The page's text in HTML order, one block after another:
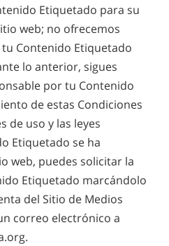
Etiquetado para su
web; no ofrecemos
Contenido Etiquetado
lo anterior, sigues
por tu Contenido
de estas Condiciones
de uso y las leyes
Etiquetado se ha
web, puedes solicitar la
Etiquetado marcándolo
del Sitio de Medios
correo electrónico a